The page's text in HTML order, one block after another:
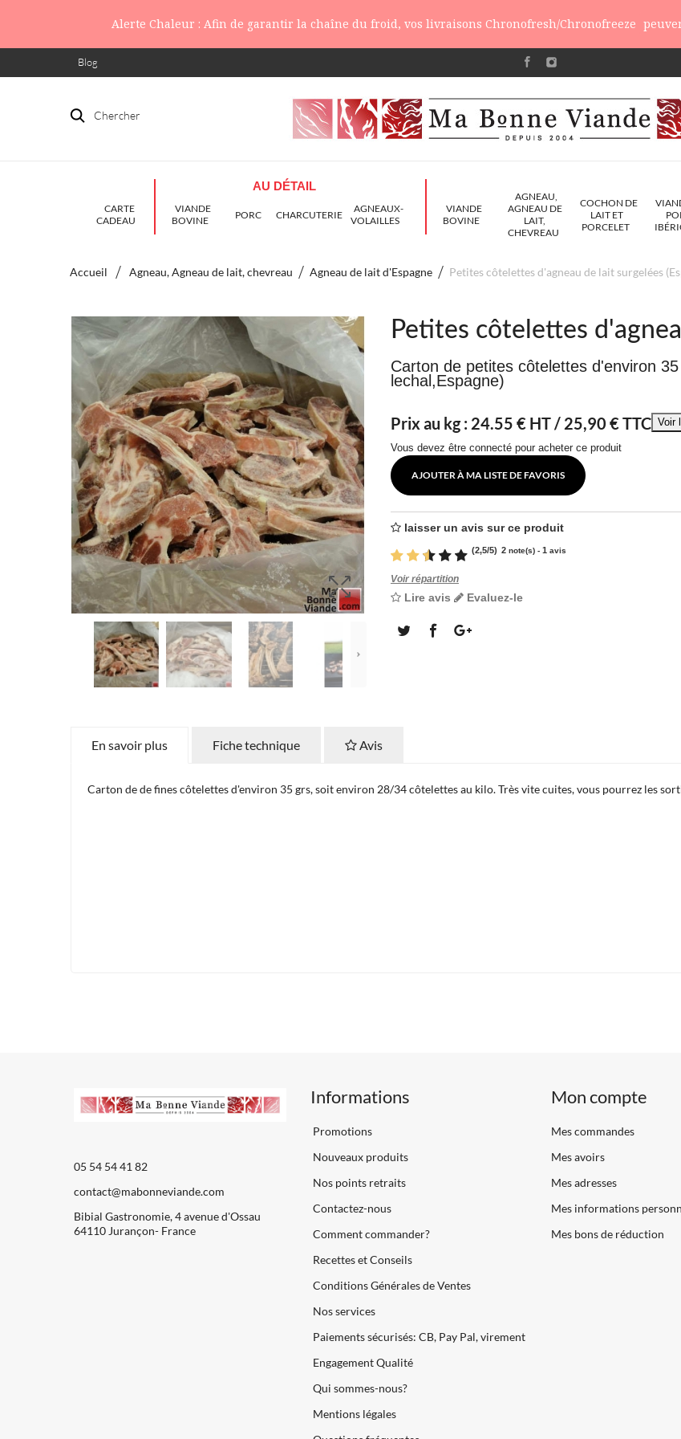
Alerte Chaleur : Afin de garantir la chaîne du froid, vos livraisons Chronofresh/Chronofreeze
Blog
Chercher
CARTE
CADEAU
AU DÉTAIL
VIANDE
BOVINE
PORC CHARCUTERIE
AGNEAUX-
VOLAILLES
VIANDE
BOVINE
AGNEAU,
AGNEAU DE
LAIT,
CHEVREAU
COCHON DE
LAIT ET
PORCELET
Accueil Agneau, Agneau de lait, chevreau Agneau de lait d'Espagne Petites côtelettes d'agneau de lait surgelées
Petites côtelettes
Carton de petites côtelettes d'environ
lechal,Espagne)
Prix au kg : 24.55 € HT / 25,90 € TTC
Vous devez être connecté pour acheter ce produit
AJOUTER À MA LISTE DE FAVORIS
laisser un avis sur ce produit
(2,5/5) 2note(s) - 1 avis
Voir répartition
Lire avis Evaluez-le
En savoir plus Fiche technique Avis
Carton de de fines côtelettes d'environ 35 grs, soit environ 28/34 côtelettes au kilo. Très vite cuites, vous pourrez les
05 54 54 41 82
contact@mabonneviande.com
Bibial Gastronomie, 4 avenue d'Ossau
64110 Jurançon- France
Informations
Promotions
Nouveaux produits
Nos points retraits
Contactez-nous
Comment commander?
Recettes et Conseils
Conditions Générales de Ventes
Nos services
Paiements sécurisés: CB, Pay Pal, virement
Engagement Qualité
Qui sommes-nous?
Mentions légales
Mon compte
Mes commandes
Mes avoirs
Mes adresses
Mes informations
Mes bons de réduction